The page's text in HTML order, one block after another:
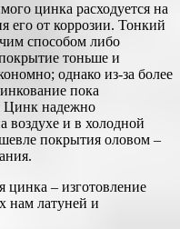
цинка расходуется на
его от коррозии. Тонкий
способом либо
тоньше и
однако из-за более
пока
Цинк надежно
воздухе и в холодной
покрытия оловом –
цинка – изготовление
нам латуней и